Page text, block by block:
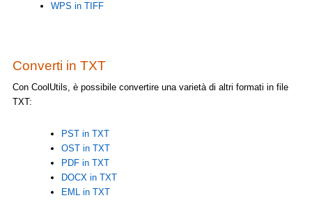
WPS in TIFF
Converti in TXT
Con CoolUtils, è possibile convertire una varietà di altri formati in file
TXT:
PST in TXT
OST in TXT
PDF in TXT
DOCX in TXT
EML in TXT